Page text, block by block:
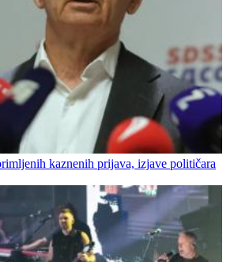
kaznenih prijava, izjave političara